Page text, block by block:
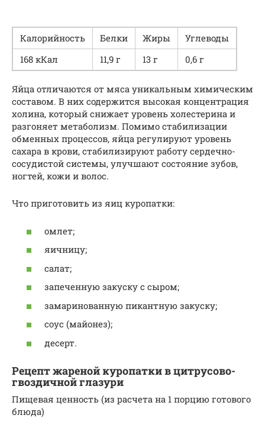
Калорийность Белки Жиры
Углеводы
168 кКал
11,9 г 13 г 0,6 г
Яйца отличаются от мяса уникальным химическим
составом. В них содержится высокая концентрация
холина, который снижает уровень холестерина и
разгоняет метаболизм. Помимо стабилизации
обменных процессов, яйца регулируют уровень
сахара в крови, стабилизируют работу сердечно-
сосудистой системы, улучшают состояние зубов,
ногтей, кожи и волос.
Что приготовить из яиц куропатки:
омлет;
яичницу;
салат;
запеченную закуску с сыром;
замаринованную пикантную закуску;
соус (майонез);
десерт.
Рецепт жареной куропатки в цитрусово-
гвоздичной глазури
Пищевая ценность (из расчета на 1 порцию готового
блюда)